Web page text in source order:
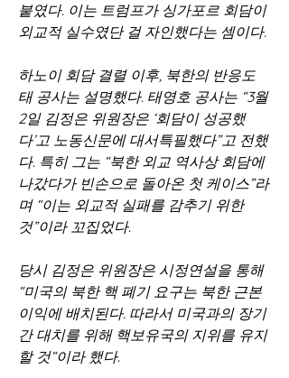
붙였다. 이는 트럼프가 싱가포르 회담이
외교적 실수였단 걸 자인했다는 셈이다.
하노이 회담 결렬 이후, 북한의 반응도
태 공사는 설명했다. 태영호 공사는 “3월
2일 김정은 위원장은 ‘회담이 성공했
다’고 노동신문에 대서특필했다”고 전했
다. 특히 그는 “북한 외교 역사상 회담에
나갔다가 빈손으로 돌아온 첫 케이스”라
며 “이는 외교적 실패를 감추기 위한
것”이라 꼬집었다.
당시 김정은 위원장은 시정연설을 통해
“미국의 북한 핵 폐기 요구는 북한 근본
이익에 배치된다. 따라서 미국과의 장기
간 대치를 위해 핵보유국의 지위를 유지
할 것“이라 했다.